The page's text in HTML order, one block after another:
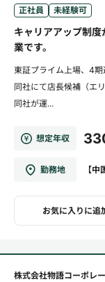
正社員 未経験可
キャリアアップ制
業です。
東証プライム上場、4
同社にて店長候補（エ
同社が運...
想定年収
勤務地 【
お気に入りに追
株式会社物語コーポレ